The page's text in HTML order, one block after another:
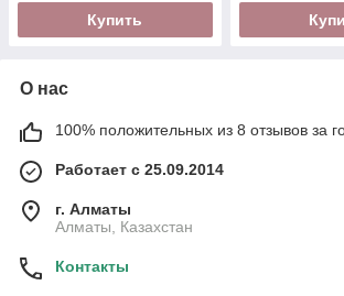
Купить
О нас
100% положительных из 8 отзывов за
Работает с 25.09.2014
г. Алматы
Алматы, Казахстан
Контакты